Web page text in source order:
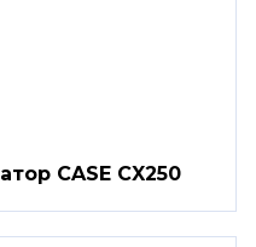
CASE CX250